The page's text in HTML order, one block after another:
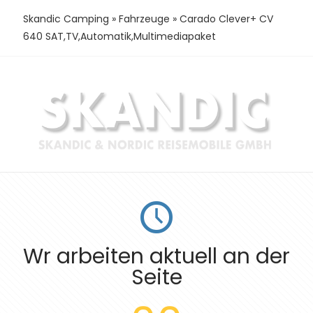
Skandic Camping » Fahrzeuge » Carado Clever+ CV
640 SAT,TV,Automatik,Multimediapaket
Wr arbeiten aktuell an der
Seite